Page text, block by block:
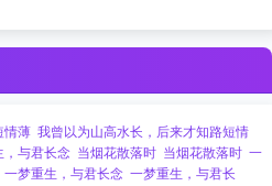
情薄 我曾以为山高水长，后来才知路短情
，与君长念 当烟花散落时 当烟花散落时 一
一梦重生，与君长念 一梦重生，与君长